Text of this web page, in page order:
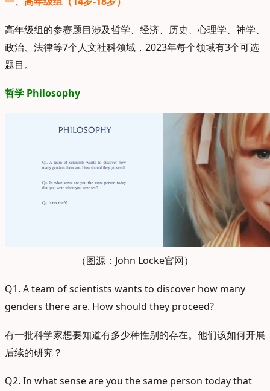
高年级组的参赛题目涉及哲学、经济、历史、心理学、神学、
政治、法律等7个人文社科领域，2023年每个领域有3个可选
题目。
哲学 Philosophy
（图源：John Locke官网）
Q1. A team of scientists wants to discover how many
genders there are. How should they proceed?
有一批科学家想要知道有多少种性别的存在。他们该如何开展
后续的研究？
Q2. In what sense are you the same person today that